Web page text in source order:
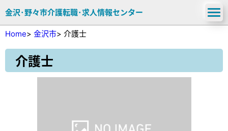
金沢･野々市介護転職･求人情報センター
Home> 金沢市> 介護士
介護士